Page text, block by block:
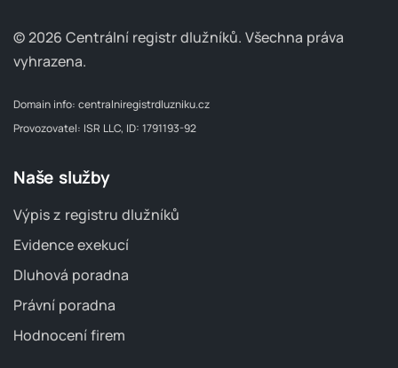
© 2026 Centrální registr dlužníků. Všechna práva
vyhrazena.
Domain info: centralniregistrdluzniku.cz
Provozovatel: ISR LLC, ID: 1791193-92
Naše služby
Výpis z registru dlužníků
Evidence exekucí
Dluhová poradna
Právní poradna
Hodnocení firem